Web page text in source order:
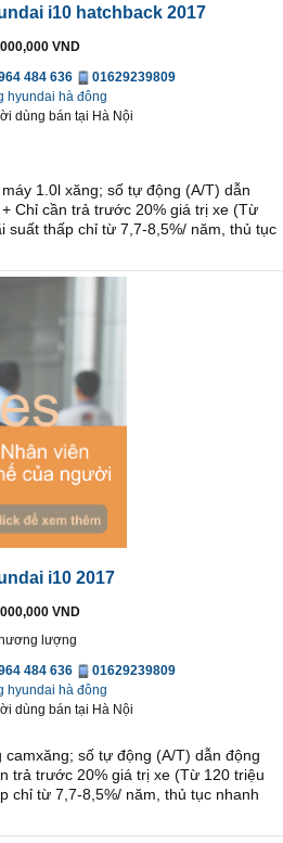
i10 hatchback 2017
VND
484 636
01629239809
hyundai hà đông
dùng bán tại Hà Nội
1.0l xăng; số tự động (A/T) dẫn
Chỉ cần trả trước 20% giá trị xe (Từ
suất thấp chỉ từ 7,7-8,5%/ năm, thủ tục
i10 2017
VND
lượng
484 636
01629239809
hyundai hà đông
dùng bán tại Hà Nội
camxăng; số tự động (A/T) dẫn động
trả trước 20% giá trị xe (Từ 120 triệu
chỉ từ 7,7-8,5%/ năm, thủ tục nhanh